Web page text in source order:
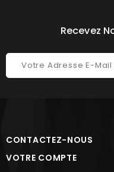
Recevez
CONTACTEZ-NOUS
VOTRE COMPTE